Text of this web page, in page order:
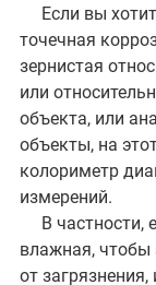
Если вы
точечная
зернистая
или
объекта, или
объекты, на
колориметр
измерений.
В частности,
влажная, чтобы
от